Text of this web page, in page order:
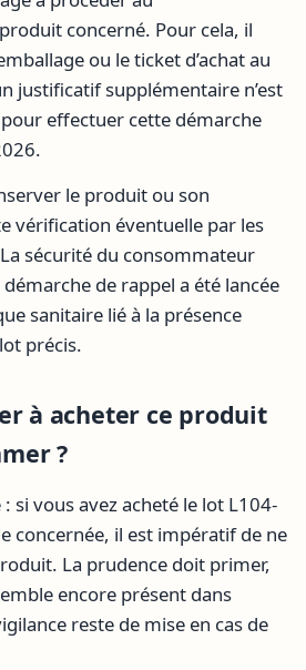
concerné. Pour cela, il
ou le ticket d’achat au
justificatif supplémentaire n’est
effectuer cette démarche
le produit ou son
vérification éventuelle par les
sécurité du consommateur
de rappel a été lancée
sanitaire lié à la présence
précis.
à acheter ce produit
?
si vous avez acheté le lot L104-
concernée, il est impératif de ne
La prudence doit primer,
encore présent dans
reste de mise en cas de